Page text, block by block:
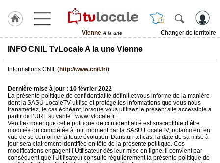
Vienne A la une
Changer de territoire
J'adhère
Hulcoq
Vienne
TvLocale
France
Accueil
RUBRIQUES
INFO CNIL TvLocale A la une Vienne
Informations CNIL (http://www.cnil.fr/)
Dernière mise à jour : 10 février 2022
La présente politique de confidentialité définit et vous informe de la manière
dont la SASU LocaleTV utilise et protège les informations que vous nous
transmettez, le cas échéant, lorsque vous utilisez le présent site accessible à
partir de l’URL suivante : www.tvlocale.fr
Veuillez noter que cette politique de confidentialité est susceptible d’être
modifiée ou complétée à tout moment par la SASU LocaleTV, notamment en
vue de se conformer à toute évolution. Dans un tel cas, la date de sa mise à
jour sera clairement identifiée en tête de la présente politique. Ces
modifications engagent l’Utilisateur dès leur mise en ligne. Il convient par
conséquent que l’Utilisateur consulte régulièrement la présente politique de